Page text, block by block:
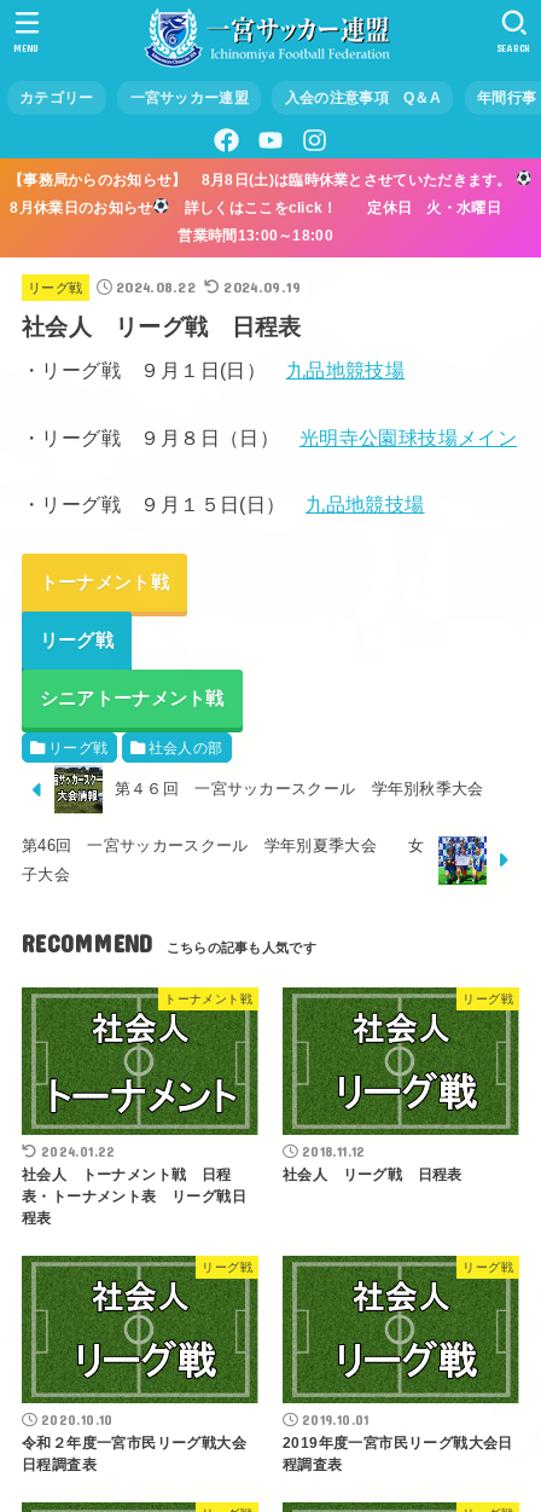
カテゴリー 一宮サッカー連盟 入会の注意事項 Q＆A 年間行事
SEARCH
MENU
【事務局からのお知らせ】 8月8日(土)は臨時休業とさせていただきます。
8月休業日のお知らせ
詳しくはここをclick！ 定休日 火・水曜日
営業時間13:00～18:00
リーグ戦 2024.08.22 2024.09.19
社会人 リーグ戦 日程表
・リーグ戦 ９月１日(日） 九品地競技場
・リーグ戦 ９月８日（日） 光明寺公園球技場メイン
・リーグ戦 ９月１５日(日） 九品地競技場
トーナメント戦
リーグ戦
シニアトーナメント戦
リーグ戦 社会人の部
第４６回 一宮サッカースクール 学年別秋季大会
第46回 一宮サッカースクール 学年別夏季大会 女
子大会
RECOMMEND
トーナメント戦
2024.01.22
社会人 トーナメント戦 日程
表・トーナメント表 リーグ戦日
程表
リーグ戦
2018.11.12
社会人 リーグ戦 日程表
リーグ戦
2020.10.10
令和２年度一宮市民リーグ戦大会
日程調査表
リーグ戦
2019.10.01
2019年度一宮市民リーグ戦大会日
程調査表